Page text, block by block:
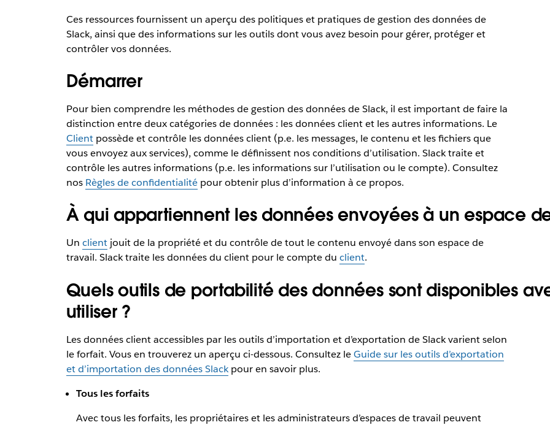
Ces ressources fournissent un aperçu des politiques et pratiques de gestion des données de
Slack, ainsi que des informations sur les outils dont vous avez besoin pour gérer, protéger et
contrôler vos données.
Démarrer
Pour bien comprendre les méthodes de gestion des données de Slack, il est important de faire la
distinction entre deux catégories de données : les données client et les autres informations. Le
Clientpossède et contrôle les données client (p.e. les messages, le contenu et les fichiers que
vous envoyez aux services), comme le définissent nos conditions d’utilisation. Slack traite et
contrôle les autres informations (p.e. les informations sur l’utilisation ou le compte). Consultez
nos Règles de confidentialitépour obtenir plus d’information à ce propos.
À qui appartiennent les données envoyées à un espace
Un clientjouit de la propriété et du contrôle de tout le contenu envoyé dans son espace de
travail. Slack traite les données du client pour le compte du client.
Quels outils de portabilité des données sont disponibles
utiliser ?
Les données client accessibles par les outils d’importation et d’exportation de Slack varient selon
le forfait. Vous en trouverez un aperçu ci-dessous. Consultez leGuide sur les outils d’exportation
et d’importation des données Slackpour en savoir plus.
Tous les forfaits
Avec tous les forfaits, les propriétaires et les administrateurs d’espaces de travail peuvent